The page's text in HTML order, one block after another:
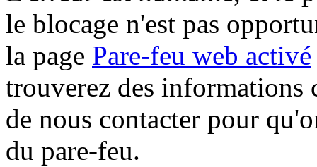
le blocage n'est pas
la page Pare-feu web activé
trouverez des informations
de nous contacter pour
du pare-feu.